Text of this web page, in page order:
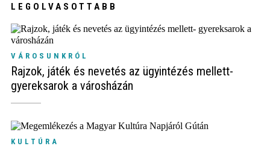
LEGOLVASOTTABB
VÁROSUNKRÓL
Rajzok, játék és nevetés az ügyintézés mellett-
gyereksarok a városházán
KULTÚRA